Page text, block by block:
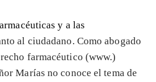
y a las
al ciudadano. Como abogado
farmacéutico (www.)
Marías no conoce el tema de